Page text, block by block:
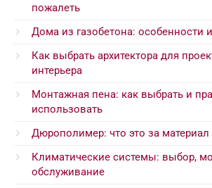
пожалеть
Дома из газобетона: особенности
Как выбрать архитектора для
интерьера
Монтажная пена: как выбрать и
использовать
Дюрополимер: что это за материал
Климатические системы: выбор,
обслуживание